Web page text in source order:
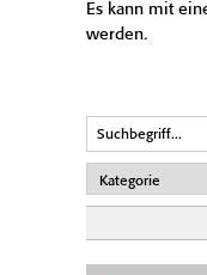
Es kann mit
werden.